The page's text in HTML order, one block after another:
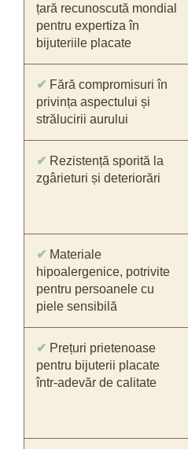
țară recunoscută mondial
pentru expertiza în
bijuteriile placate
✔ Fără compromisuri în
privința aspectului și
strălucirii aurului
✔ Rezistență sporită la
zgârieturi și deteriorări
✔ Materiale
hipoalergenice, potrivite
pentru persoanele cu
piele sensibilă
✔ Prețuri prietenoase
pentru bijuterii placate
într-adevăr de calitate